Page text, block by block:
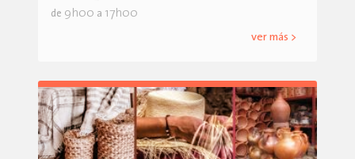
de 9h00 a 17h00
ver más >